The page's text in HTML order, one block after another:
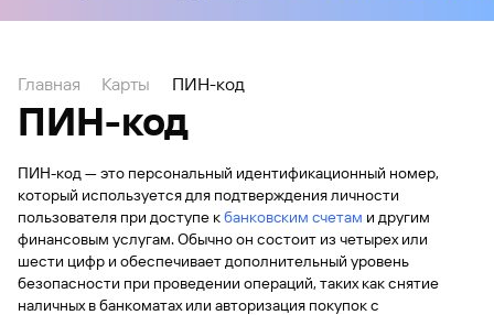
Главная Карты ПИН-код
ПИН-код
ПИН-код — это персональный идентификационный номер,
который используется для подтверждения личности
пользователя при доступе кбанковским счетам и другим
финансовым услугам. Обычно он состоит из четырех или
шести цифр и обеспечивает дополнительный уровень
безопасности при проведении операций, таких как снятие
наличных в банкоматах или авторизация покупок с